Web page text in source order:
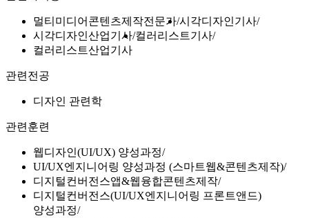
멀티미디어콘텐츠제작전문가 시각디자인기사
시각디자인산업기사 컬러리스트기사
컬러리스트산업기사
관련전공
디자인 관련학
관련훈련
웹디자인(UI/UX) 양성과정
UI/UX엔지니어링 양성과정 (스마트웹&콘텐츠제작)
디지털컨버전스앱&웹융합콘텐츠제작
디지털컨버전스(UI/UX엔지니어링 프론트앤드)
양성과정